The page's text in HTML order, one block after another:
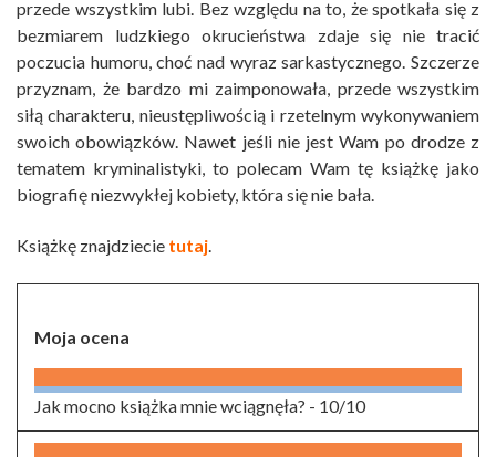
przede wszystkim lubi. Bez względu na to, że spotkała się z
bezmiarem ludzkiego okrucieństwa zdaje się nie tracić
poczucia humoru, choć nad wyraz sarkastycznego. Szczerze
przyznam, że bardzo mi zaimponowała, przede wszystkim
siłą charakteru, nieustępliwością i rzetelnym wykonywaniem
swoich obowiązków. Nawet jeśli nie jest Wam po drodze z
tematem kryminalistyki, to polecam Wam tę książkę jako
biografię niezwykłej kobiety, która się nie bała.
Książkę znajdziecie tutaj.
Moja ocena
Jak mocno książka mnie wciągnęła? - 10/10